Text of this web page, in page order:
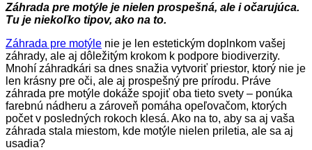
Záhrada pre motýle je nielen prospešná, ale i očarujúca.
Tu je niekoľko tipov, ako na to.
Záhrada pre motýle nie je len estetickým doplnkom vašej
záhrady, ale aj dôležitým krokom k podpore biodiverzity.
Mnohí záhradkári sa dnes snažia vytvoriť priestor, ktorý nie je
len krásny pre oči, ale aj prospešný pre prírodu. Práve
záhrada pre motýle dokáže spojiť oba tieto svety – ponúka
farebnú nádheru a zároveň pomáha opeľovačom, ktorých
počet v posledných rokoch klesá. Ako na to, aby sa aj vaša
záhrada stala miestom, kde motýle nielen priletia, ale sa aj
usadia?